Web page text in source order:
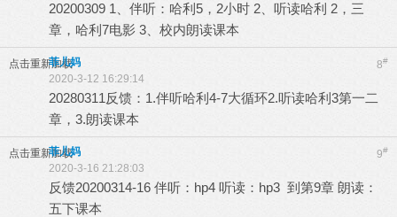
20200309 1、伴听：哈利5，2小时 2、听读哈利 2，三
章，哈利7电影 3、校内朗读课本
点击重新加载 8#
菲儿妈
2020-3-12 16:29:14
20280311反馈：1.伴听哈利4-7大循环2.听读哈利3第一二
章，3.朗读课本
点击重新加载 9#
菲儿妈
2020-3-16 21:28:03
反馈20200314-16 伴听：hp4 听读：hp3 到第9章 朗读：
五下课本